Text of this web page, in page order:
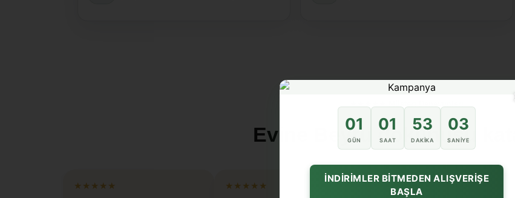
Evine Beyru dokunuşu
★★★★★ ★★★★★
01
GÜN
01
SAAT
53
DAKIKA
02
SANIYE
İNDİRİMLER BİTMEDEN ALIŞVERİŞE
BAŞLA